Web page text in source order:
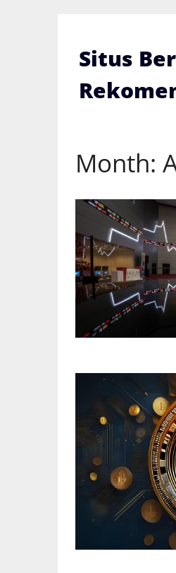
Situs
Month: